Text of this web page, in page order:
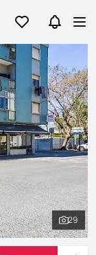
Ir para osIr para
Ver
29